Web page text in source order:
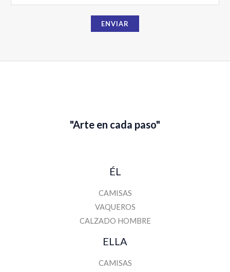
m
a
i
ENVIAR
"Arte en cada paso"
ÉL
CAMISAS
VAQUEROS
CALZADO HOMBRE
ELLA
CAMISAS